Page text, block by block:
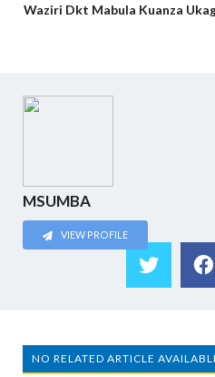
Waziri Dkt Mabula Kuanza
MSUMBA
VIEW PROFILE
NO RELATED ARTICLE